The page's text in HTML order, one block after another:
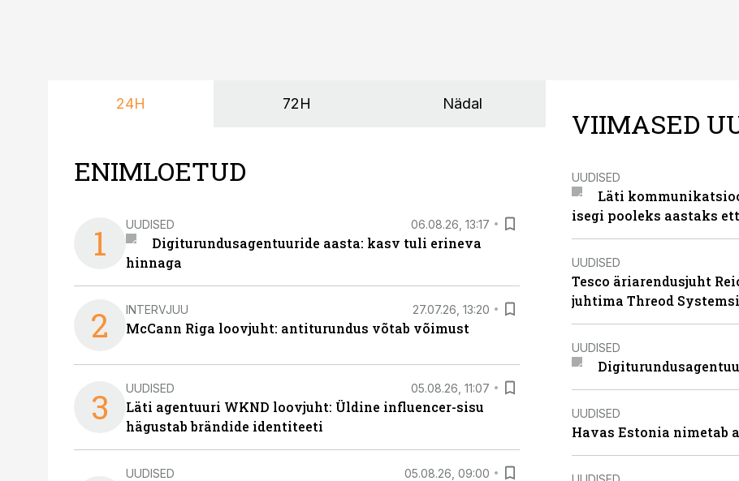
24H 72H Nädal
ENIMLOETUD
1 UUDISED 06.08.26, 13:17
Digiturundusagentuuride aasta: kasv tuli erineva
hinnaga
2 INTERVJUU 27.07.26, 13:20
McCann Riga loovjuht: antiturundus võtab võimust
3 UUDISED 05.08.26, 11:07
Läti agentuuri WKND loovjuht: Üldine influencer-sisu
hägustab brändide identiteeti
UUDISED 05.08.26, 09:00
VIIMASED
UUDISED
Läti
isegi pooleks aastaks
UUDISED
Tesco äriarendusjuht
juhtima Threod
UUDISED
UUDISED
Havas Estonia nimetab